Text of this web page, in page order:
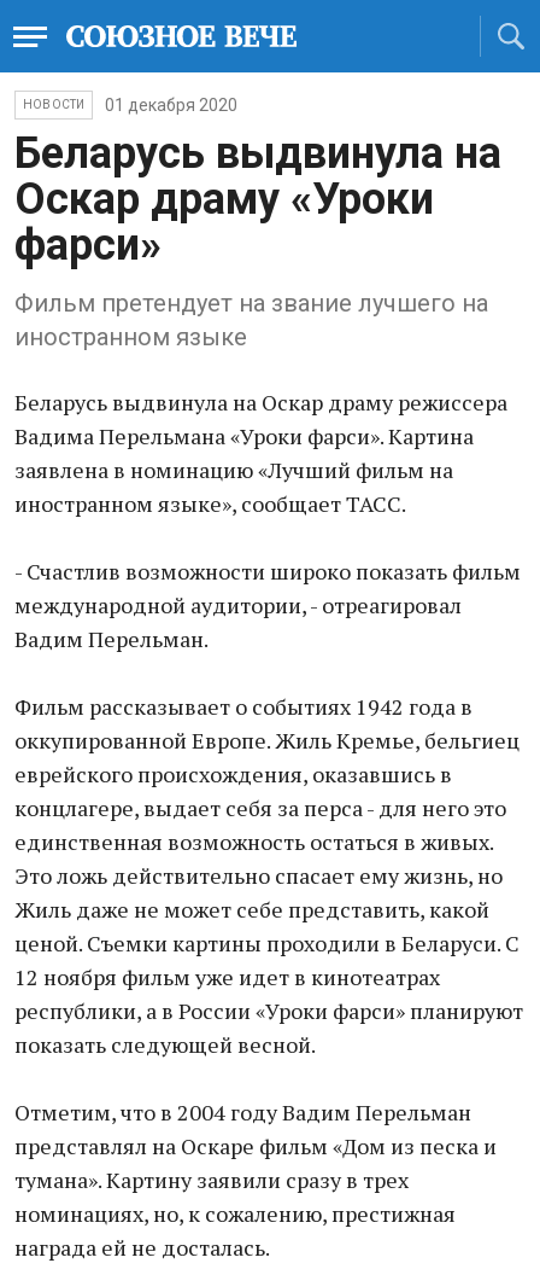
НОВОСТИ 01 декабря 2020
Беларусь выдвинула на
Оскар драму «Уроки
фарси»
Фильм претендует на звание лучшего на
иностранном языке
Беларусь выдвинула на Оскар драму режиссера
Вадима Перельмана «Уроки фарси». Картина
заявлена в номинацию «Лучший фильм на
иностранном языке», сообщает ТАСС.
- Счастлив возможности широко показать фильм
международной аудитории, - отреагировал
Вадим Перельман.
Фильм рассказывает о событиях 1942 года в
оккупированной Европе. Жиль Кремье, бельгиец
еврейского происхождения, оказавшись в
концлагере, выдает себя за перса - для него это
единственная возможность остаться в живых.
Это ложь действительно спасает ему жизнь, но
Жиль даже не может себе представить, какой
ценой. Съемки картины проходили в Беларуси. С
12 ноября фильм уже идет в кинотеатрах
республики, а в России «Уроки фарси» планируют
показать следующей весной.
Отметим, что в 2004 году Вадим Перельман
представлял на Оскаре фильм «Дом из песка и
тумана». Картину заявили сразу в трех
номинациях, но, к сожалению, престижная
награда ей не досталась.